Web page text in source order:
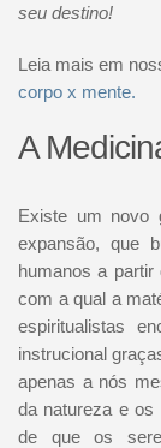
seu destino!
Leia mais em
corpo x mente.
A
Existe um novo
expansão, que
humanos a
com a qual a
espiritualistas
instrucional
apenas a nós
da natureza e os
de que os